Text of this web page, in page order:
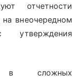
отчетности
внеочередном
утверждения
в сложных